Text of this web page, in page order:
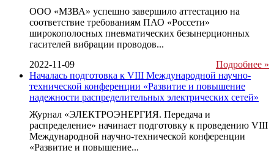
ООО «МЗВА» успешно завершило аттестацию на
соответствие требованиям ПАО «Россети»
широкополосных пневматических безынерционных
гасителей вибрации проводов...
2022-11-09
Подробнее »
Началась подготовка к VIII Международной научно-
технической конференции «Развитие и повышение
надежности распределительных электрических сетей»
Журнал «ЭЛЕКТРОЭНЕРГИЯ. Передача и
распределение» начинает подготовку к проведению VIII
Международной научно-технической конференции
«Развитие и повышение...